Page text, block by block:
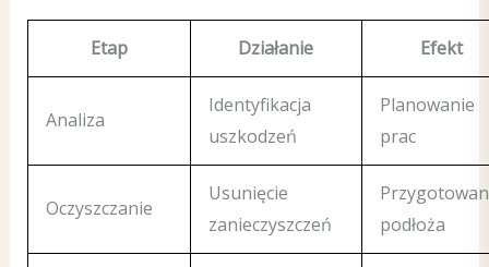
Etap Działanie Efekt
Analiza
Identyfikacja
uszkodzeń
Planowanie
prac
Oczyszczanie
Usunięcie
zanieczyszczeń
podłoża